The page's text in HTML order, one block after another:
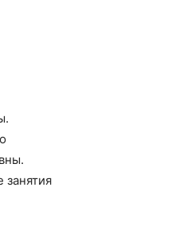
занятия